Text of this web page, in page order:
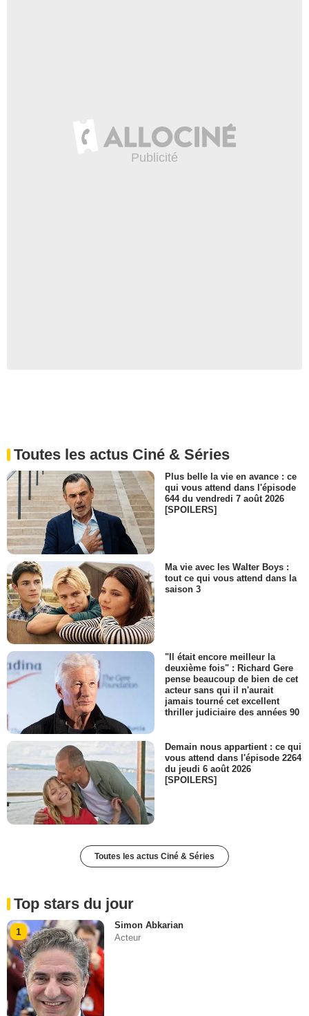
Toutes les actus Ciné & Séries
Plus belle la vie en avance : ce
qui vous attend dans l'épisode
644 du vendredi 7 août 2026
[SPOILERS]
Ma vie avec les Walter Boys :
tout ce qui vous attend dans la
saison 3
"Il était encore meilleur la
deuxième fois" : Richard Gere
pense beaucoup de bien de cet
acteur sans qui il n'aurait
jamais tourné cet excellent
thriller judiciaire des années 90
Demain nous appartient : ce qui
vous attend dans l'épisode 2264
du jeudi 6 août 2026
[SPOILERS]
Toutes les actus Ciné & Séries
Top stars du jour
1
Simon Abkarian
Acteur